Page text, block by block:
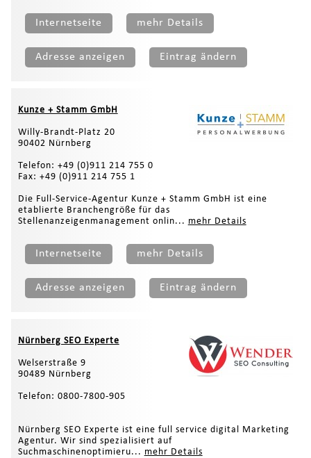
Internetseite mehr Details
Adresse anzeigen Eintrag ändern
Kunze + Stamm GmbH
Willy-Brandt-Platz 20
90402 Nürnberg
Telefon: +49 (0)911 214 755 0
Fax: +49 (0)911 214 755 1
Die Full-Service-Agentur Kunze + Stamm GmbH ist eine
etablierte Branchengröße für das
Stellenanzeigenmanagement onlin... mehr Details
Internetseite mehr Details
Adresse anzeigen Eintrag ändern
Nürnberg SEO Experte
Welserstraße 9
90489 Nürnberg
Telefon: 0800-7800-905
Nürnberg SEO Experte ist eine full service digital Marketing
Agentur. Wir sind spezialisiert auf
Suchmaschinenoptimieru... mehr Details